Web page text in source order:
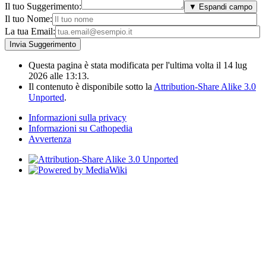
Il tuo Suggerimento: ▼ Espandi campo
Il tuo Nome:
La tua Email:
Questa pagina è stata modificata per l'ultima volta il 14 lug
2026 alle 13:13.
Il contenuto è disponibile sotto la Attribution-Share Alike 3.0
Unported.
Informazioni sulla privacy
Informazioni su Cathopedia
Avvertenza